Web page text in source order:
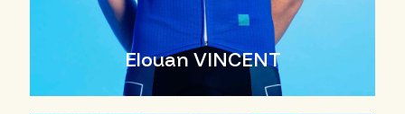
Elouan VINCENT